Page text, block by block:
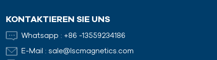
KONTAKTIEREN SIE UNS
Whatsapp : +86 -13559234186
E-Mail : sale@lscmagnetics.com